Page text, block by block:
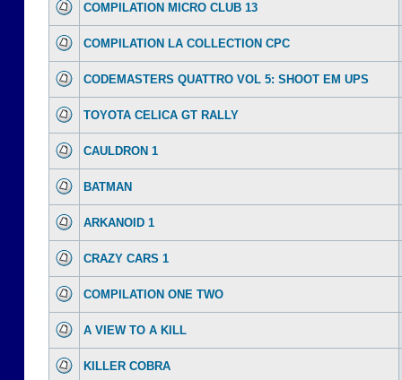
COMPILATION MICRO CLUB 13
COMPILATION LA COLLECTION CPC
CODEMASTERS QUATTRO VOL 5: SHOOT EM UPS
TOYOTA CELICA GT RALLY
CAULDRON 1
BATMAN
ARKANOID 1
CRAZY CARS 1
COMPILATION ONE TWO
A VIEW TO A KILL
KILLER COBRA